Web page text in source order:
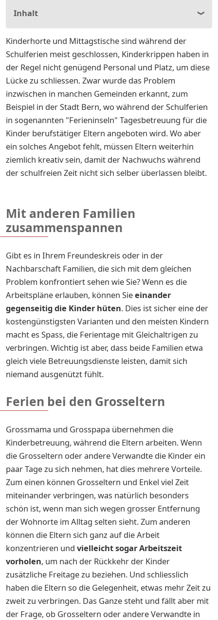
Inhalt
Kinderhorte und Mittagstische sind während der
Schulferien meist geschlossen, Kinderkrippen haben in
der Regel nicht genügend Personal und Platz, um diese
Lücke zu schliessen. Zwar wurde das Problem
inzwischen in manchen Gemeinden erkannt, zum
Beispiel in der Stadt Bern, wo während der Schulferien
in sogenannten "Ferieninseln" Tagesbetreuung für die
Kinder berufstätiger Eltern angeboten wird. Wo aber
ein solches Angebot fehlt, müssen Eltern weiterhin
ziemlich kreativ sein, damit der Nachwuchs während
der schulfreien Zeit nicht sich selber überlassen bleibt.
Mit anderen Familien
zusammenspannen
Gibt es in Ihrem Freundeskreis oder in der
Nachbarschaft Familien, die sich mit dem gleichen
Problem konfrontiert sehen wie Sie? Wenn es die
Arbeitspläne erlauben, können Sieeinander
gegenseitig die Kinder hüten. Dies ist sicher eine der
kostengünstigsten Varianten und den meisten Kindern
macht es Spass, die Ferientage mit Gleichaltrigen zu
verbringen. Wichtig ist aber, dass beide Familien etwa
gleich viele Betreuungsdienste leisten, damit sich
niemand ausgenützt fühlt.
Ferien bei den Grosseltern
Grossmama und Grosspapa übernehmen die
Kinderbetreuung, während die Eltern arbeiten. Wenn
die Grosseltern oder andere Verwandte die Kinder ein
paar Tage zu sich nehmen, hat dies mehrere Vorteile.
Zum einen können Grosseltern und Enkel viel Zeit
miteinander verbringen, was natürlich besonders
schön ist, wenn man sich wegen grosser Entfernung
der Wohnorte im Alltag selten sieht. Zum anderen
können die Eltern sich ganz auf die Arbeit
konzentrieren und vielleicht sogar Arbeitszeit
vorholen, um nach der Rückkehr der Kinder
zusätzliche Freitage zu beziehen. Und schliesslich
haben die Eltern so die Gelegenheit, etwas mehr Zeit zu
zweit zu verbringen. Das Ganze steht und fällt aber mit
der Frage, ob Grosseltern oder andere Verwandte in